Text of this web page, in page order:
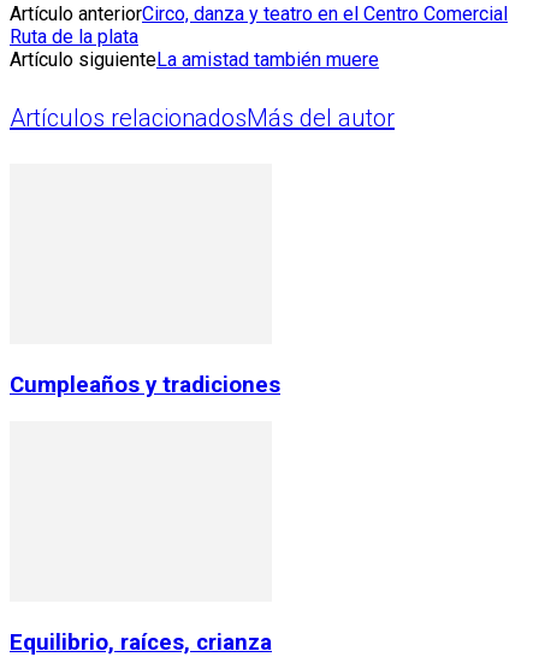
Artículo anteriorCirco, danza y teatro en el Centro Comercial
Ruta de la plata
Artículo siguienteLa amistad también muere
Artículos relacionadosMás del autor
Cumpleaños y tradiciones
Equilibrio, raíces, crianza